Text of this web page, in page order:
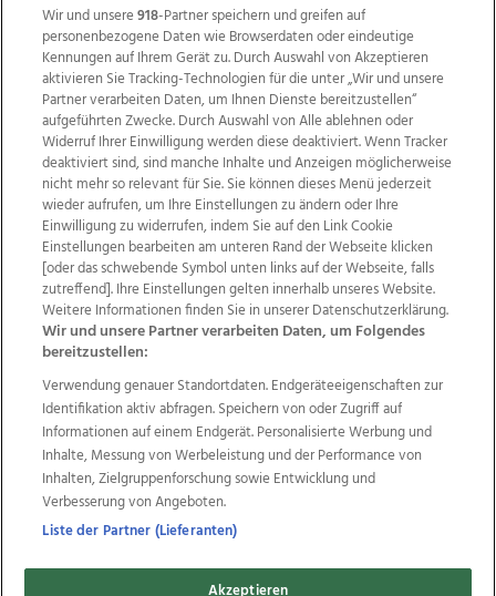
Wir über uns Mediadaten Kontakt
Jobs
Datenschutz
Impressum
AGB Anzeigekunden
AGB Website
Ehrenkodex Politische Werbung
Weitere Angebote des Medienhauses Wimmer
TV1 di-mog-i.at OÖNow
Ischler Woche
Life Radio
OÖNachrichten
OÖN Immobilien
OÖN Karriere
OÖN Reise
Promenaden Galerien
Regionaljobs
wasistlos.at wirtrauern.at
Wir und unsere918-Partner speichern und greifen auf
personenbezogene Daten wie Browserdaten oder eindeutige
Kennungen auf Ihrem Gerät zu. Durch Auswahl von Akzeptieren
aktivieren Sie Tracking-Technologien für die unter „Wir und unsere
Partner verarbeiten Daten, um Ihnen Dienste bereitzustellen“
aufgeführten Zwecke. Durch Auswahl von Alle ablehnen oder
Widerruf Ihrer Einwilligung werden diese deaktiviert. Wenn Tracker
deaktiviert sind, sind manche Inhalte und Anzeigen möglicherweise
nicht mehr so relevant für Sie. Sie können dieses Menü jederzeit
wieder aufrufen, um Ihre Einstellungen zu ändern oder Ihre
Einwilligung zu widerrufen, indem Sie auf den Link Cookie
Einstellungen bearbeiten am unteren Rand der Webseite klicken
[oder das schwebende Symbol unten links auf der Webseite, falls
zutreffend]. Ihre Einstellungen gelten innerhalb unseres Website.
Weitere Informationen finden Sie in unserer Datenschutzerklärung.
Wir und unsere Partner verarbeiten Daten, um Folgendes
bereitzustellen:
Verwendung genauer Standortdaten. Endgeräteeigenschaften zur
Identifikation aktiv abfragen. Speichern von oder Zugriff auf
Informationen auf einem Endgerät. Personalisierte Werbung und
Inhalte, Messung von Werbeleistung und der Performance von
Inhalten, Zielgruppenforschung sowie Entwicklung und
Verbesserung von Angeboten.
Liste der Partner (Lieferanten)
Akzeptieren